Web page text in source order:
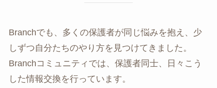
Branchでも、多くの保護者が同じ悩みを抱え、少
しずつ自分たちのやり方を見つけてきました。
Branchコミュニティでは、保護者同士、日々こう
した情報交換を行っています。